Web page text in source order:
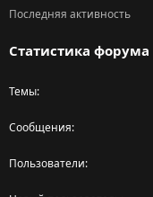
Последняя активность
Статистика форума
Темы
Сообщения
Пользователи